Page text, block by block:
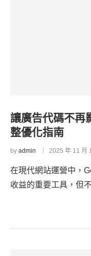
讓廣告代碼不再
整優化指南
by admin 2025 年 11 月
在現代網站運營中，
收益的重要工具，但